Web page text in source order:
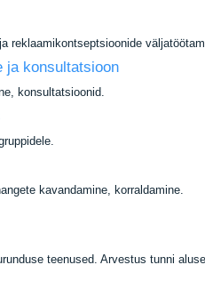
reklaamikontseptsioonide
ja konsultatsioon
konsultatsioonid.
kavandamine, korraldamine.
teenused. Arvestus tunni